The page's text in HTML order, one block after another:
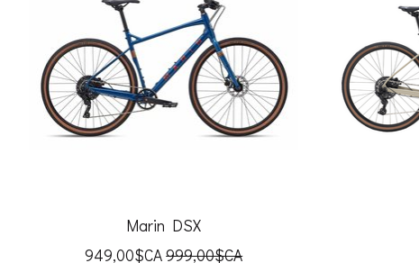
Marin DSX
949,00$CA999,00$CA